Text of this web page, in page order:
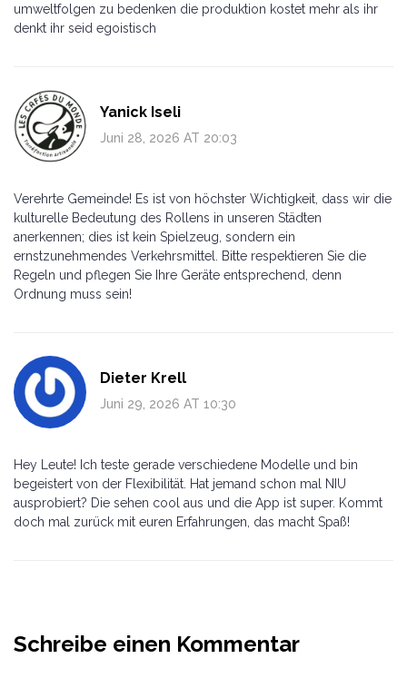
umweltfolgen zu bedenken die produktion kostet mehr als ihr
denkt ihr seid egoistisch
Yanick Iseli
Juni 28, 2026 AT 20:03
Verehrte Gemeinde! Es ist von höchster Wichtigkeit, dass wir die
kulturelle Bedeutung des Rollens in unseren Städten
anerkennen; dies ist kein Spielzeug, sondern ein
ernstzunehmendes Verkehrsmittel. Bitte respektieren Sie die
Regeln und pflegen Sie Ihre Geräte entsprechend, denn
Ordnung muss sein!
Dieter Krell
Juni 29, 2026 AT 10:30
Hey Leute! Ich teste gerade verschiedene Modelle und bin
begeistert von der Flexibilität. Hat jemand schon mal NIU
ausprobiert? Die sehen cool aus und die App ist super. Kommt
doch mal zurück mit euren Erfahrungen, das macht Spaß!
Schreibe einen Kommentar